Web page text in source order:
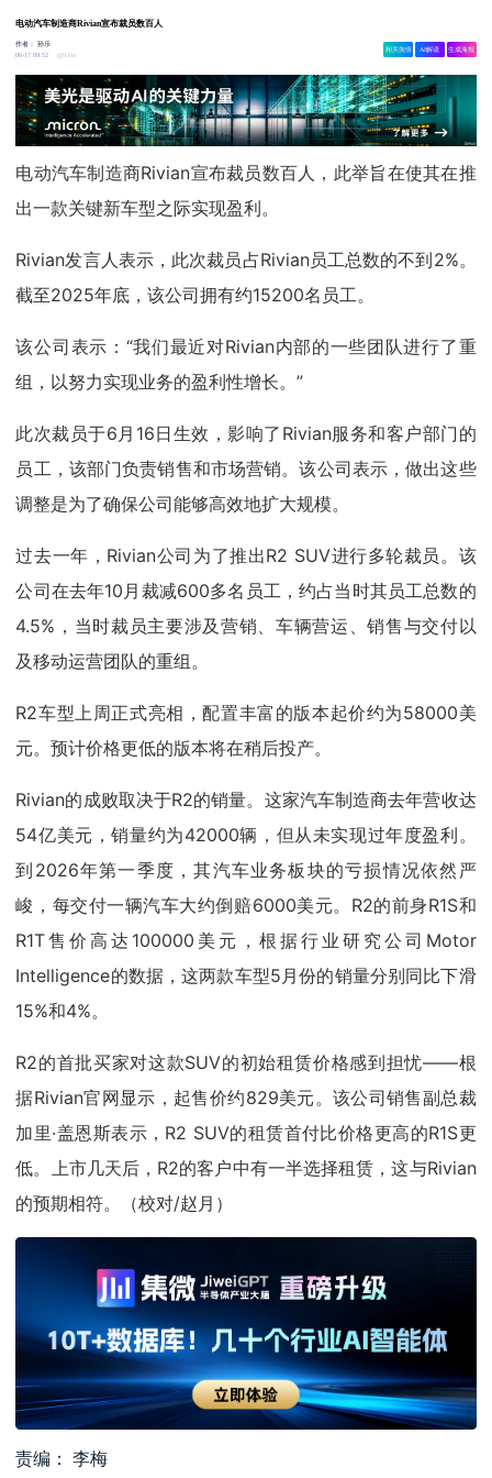
电动汽车制造商Rivian宣布裁员数百人
作者：孙乐
06-17 09:52
9.6w
相关舆情 AI解读 生成海报
电动汽车制造商Rivian宣布裁员数百人，此举旨在使其在推
出一款关键新车型之际实现盈利。
Rivian发言人表示，此次裁员占Rivian员工总数的不到2%。
截至2025年底，该公司拥有约15200名员工。
该公司表示：“我们最近对Rivian内部的一些团队进行了重
组，以努力实现业务的盈利性增长。”
此次裁员于6月16日生效，影响了Rivian服务和客户部门的
员工，该部门负责销售和市场营销。该公司表示，做出这些
调整是为了确保公司能够高效地扩大规模。
过去一年，Rivian公司为了推出R2 SUV进行多轮裁员。该
公司在去年10月裁减600多名员工，约占当时其员工总数的
4.5%，当时裁员主要涉及营销、车辆营运、销售与交付以
及移动运营团队的重组。
R2车型上周正式亮相，配置丰富的版本起价约为58000美
元。预计价格更低的版本将在稍后投产。
Rivian的成败取决于R2的销量。这家汽车制造商去年营收达
54亿美元，销量约为42000辆，但从未实现过年度盈利。
到2026年第一季度，其汽车业务板块的亏损情况依然严
峻，每交付一辆汽车大约倒赔6000美元。R2的前身R1S和
R1T售价高达100000美元，根据行业研究公司Motor
Intelligence的数据，这两款车型5月份的销量分别同比下滑
15%和4%。
R2的首批买家对这款SUV的初始租赁价格感到担忧——根
据Rivian官网显示，起售价约829美元。该公司销售副总裁
加里·盖恩斯表示，R2 SUV的租赁首付比价格更高的R1S更
低。上市几天后，R2的客户中有一半选择租赁，这与Rivian
的预期相符。（校对/赵月）
责编： 李梅